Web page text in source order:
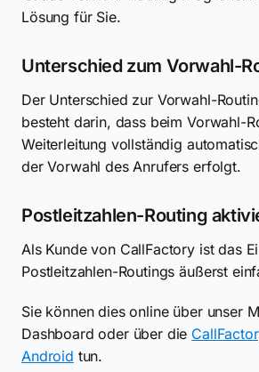
Lösung für Sie.
Unterschied zum Vorwahl-
Der Unterschied zur Vorwahl-
besteht darin, dass beim Vorwahl-
Weiterleitung vollständig
der Vorwahl des Anrufers erfolgt.
Postleitzahlen-Routing
Als Kunde von CallFactory ist das
Postleitzahlen-Routings äußerst
Sie können dies online über unser
Dashboard oder über die
Android tun.